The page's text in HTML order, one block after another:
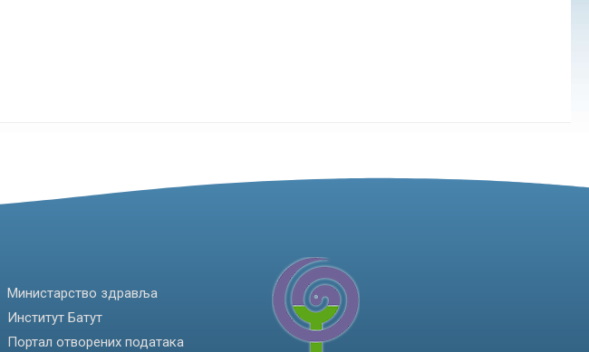
Министарство здравља
Институт Батут
Портал отворених података